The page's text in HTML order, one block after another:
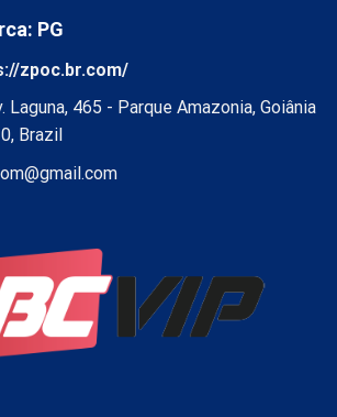
PG
zpoc.br.com/
Laguna, 465 - Parque Amazonia, Goiânia
Brazil